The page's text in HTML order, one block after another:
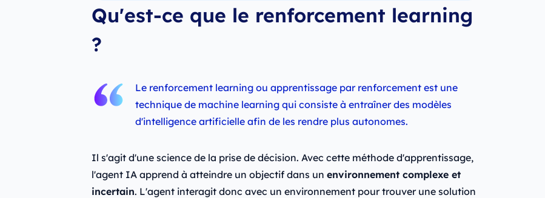
Qu'est-ce que le renforcement learning
?
Le renforcement learning ou apprentissage par renforcement est une
technique de machine learning qui consiste à entraîner des modèles
d'intelligence artificielle afin de les rendre plus autonomes.
Il s'agit d'une science de la prise de décision. Avec cette méthode d'apprentissage,
l'agent IA apprend à atteindre un objectif dans un environnement complexe et
incertain. L'agent interagit donc avec un environnement pour trouver une solution